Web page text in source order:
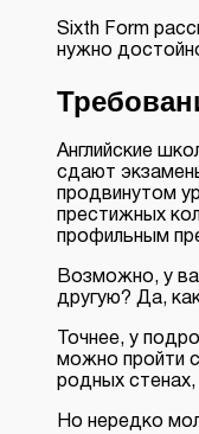
Sixth Form
нужно
Английские
сдают
продвинутом
престижных
профильным
Возможно, у
другую? Да,
Точнее, у
можно пройти
родных
Но нередко